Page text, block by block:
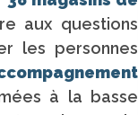
aux questions
les personnes
à la basse